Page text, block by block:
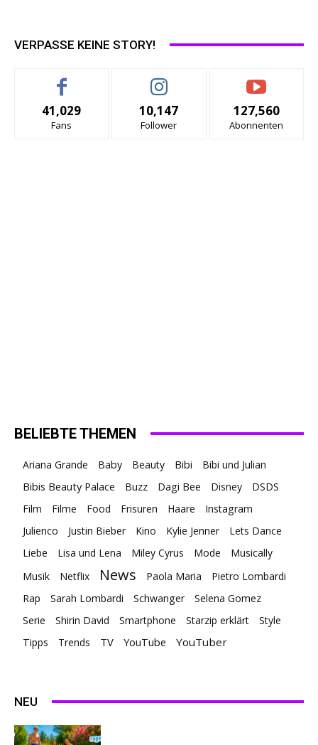
VERPASSE KEINE STORY!
41,029
Fans
10,147
Follower
127,560
Abonnenten
BELIEBTE THEMEN
Ariana Grande Baby Beauty Bibi Bibi und Julian
Bibis Beauty Palace Buzz Dagi Bee Disney
DSDS
Film
Filme Food Frisuren Haare
Instagram
Julienco
Justin Bieber Kino Kylie Jenner
Lets Dance
Liebe
Lisa und Lena Miley Cyrus Mode
Musically
Musik
Netflix News Paola Maria
Pietro Lombardi
Rap
Sarah Lombardi Schwanger
Selena Gomez
Serie
Shirin David Smartphone Starzip erklärt
Style
Tipps
Trends TV YouTube YouTuber
NEU